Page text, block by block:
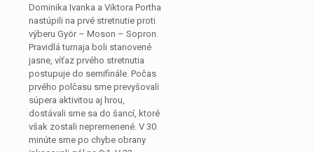
Dominika Ivanka a Viktora Portha
nastúpili na prvé stretnutie proti
výberu Györ – Moson – Sopron.
Pravidlá turnaja boli stanovené
jasne, víťaz prvého stretnutia
postupuje do semifinále. Počas
prvého polčasu sme prevyšovali
súpera aktivitou aj hrou,
dostávali sme sa do šancí, ktoré
však zostali nepremenené. V 30
minúte sme po chybe obrany